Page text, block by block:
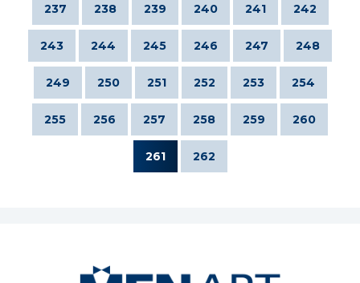
237 238 239 240 241 242
243 244 245 246 247 248
249 250 251 252 253 254
255 256 257 258 259 260
261 262